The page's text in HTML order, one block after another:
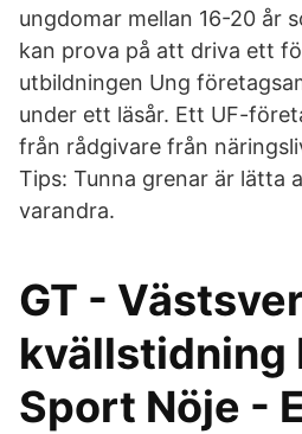
ungdomar mellan 16-20 år
kan prova på att driva ett
utbildningen Ung
under ett läsår. Ett UF-
från rådgivare från
Tips: Tunna grenar är lätta
varandra.
GT -
kvällstidning
Sport Nöje -